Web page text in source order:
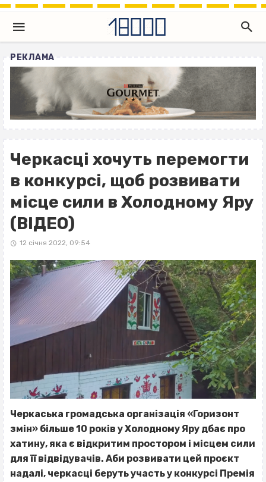
РЕКЛАМА
Черкасці хочуть перемогти
в конкурсі, щоб розвивати
місце сили в Холодному Яру
(ВІДЕО)
12 січня 2022, 09:54
Черкаська громадська організація «Горизонт
змін» більше 10 років у Холодному Яру дбає про
хатину, яка є відкритим простором і місцем сили
для її відвідувачів. Аби розвивати цей проєкт
надалі, черкасці беруть участь у конкурсі Премія